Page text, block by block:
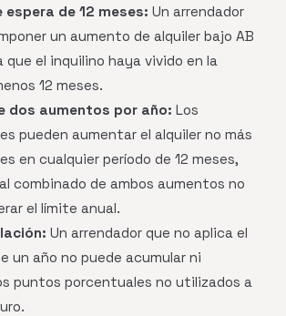
espera de 12 meses: Un arrendador
un aumento de alquiler bajo AB
que el inquilino haya vivido en la
12 meses.
dos aumentos por año: Los
pueden aumentar el alquiler no más
en cualquier período de 12 meses,
combinado de ambos aumentos no
el límite anual.
Un arrendador que no aplica el
un año no puede acumular ni
puntos porcentuales no utilizados a